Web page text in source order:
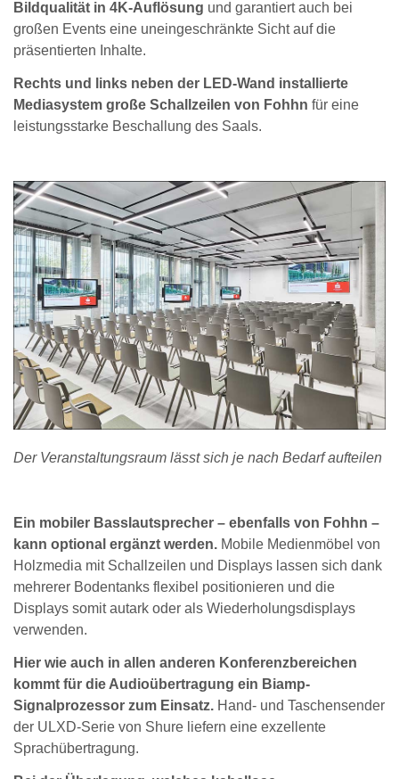
Bildqualität in 4K-Auflösung und garantiert auch bei
großen Events eine uneingeschränkte Sicht auf die
präsentierten Inhalte.
Rechts und links neben der LED-Wand installierte
Mediasystem große Schallzeilen von Fohhn für eine
leistungsstarke Beschallung des Saals.
Der Veranstaltungsraum lässt sich je nach Bedarf aufteilen
Ein mobiler Basslautsprecher – ebenfalls von Fohhn –
kann optional ergänzt werden. Mobile Medienmöbel von
Holzmedia mit Schallzeilen und Displays lassen sich dank
mehrerer Bodentanks flexibel positionieren und die
Displays somit autark oder als Wiederholungsdisplays
verwenden.
Hier wie auch in allen anderen Konferenzbereichen
kommt für die Audioübertragung ein Biamp-
Signalprozessor zum Einsatz. Hand- und Taschensender
der ULXD-Serie von Shure liefern eine exzellente
Sprachübertragung.